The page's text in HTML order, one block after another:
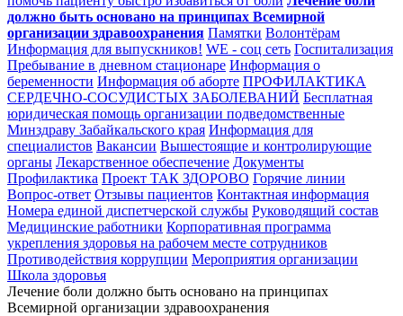
должно быть основано на принципах Всемирной
организации здравоохранения Памятки Волонтёрам
Информация для выпускников! WE - соц сеть Госпитализация
Пребывание в дневном стационаре Информация о
беременности Информация об аборте ПРОФИЛАКТИКА
СЕРДЕЧНО-СОСУДИСТЫХ ЗАБОЛЕВАНИЙ Бесплатная
юридическая помощь организации подведомственные
Минздраву Забайкальского края Информация для
специалистов Вакансии Вышестоящие и контролирующие
органы Лекарственное обеспечение Документы
Профилактика Проект ТАК ЗДОРОВО Горячие линии
Вопрос-ответ Отзывы пациентов Контактная информация
Номера единой диспетчерской службы Руководящий состав
Медицинские работники Корпоративная программа
укрепления здоровья на рабочем месте сотрудников
Противодействия коррупции Мероприятия организации
Школа здоровья
Лечение боли должно быть основано на принципах
Всемирной организации здравоохранения